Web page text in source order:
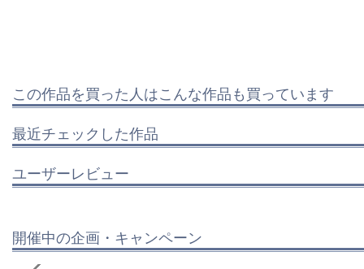
この作品を買った人はこんな作品も買っています
最近チェックした作品
ユーザーレビュー
開催中の企画・キャンペーン